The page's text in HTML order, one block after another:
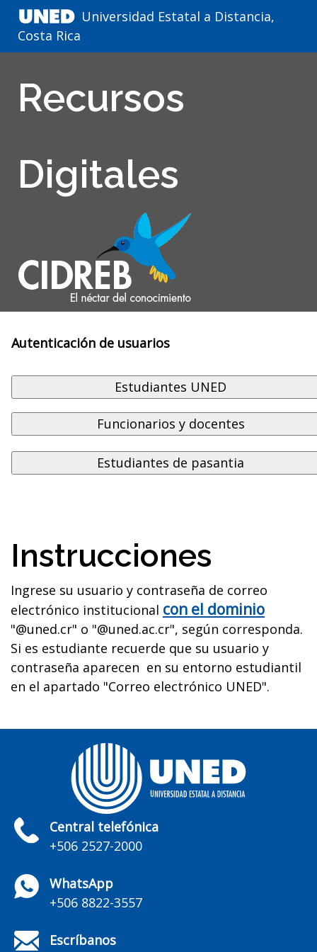
Universidad Estatal a Distancia,
Costa Rica
Recursos
Digitales
Autenticación de usuarios
Instrucciones
Ingrese su usuario y contraseña de correo
electrónico institucional con el dominio
"@uned.cr" o "@uned.ac.cr", según corresponda.
Si es estudiante recuerde que su usuario y
contraseña aparecen en su entorno estudiantil
en el apartado "Correo electrónico UNED".
Central telefónica
+506 2527-2000
WhatsApp
+506 8822-3557
Escríbanos